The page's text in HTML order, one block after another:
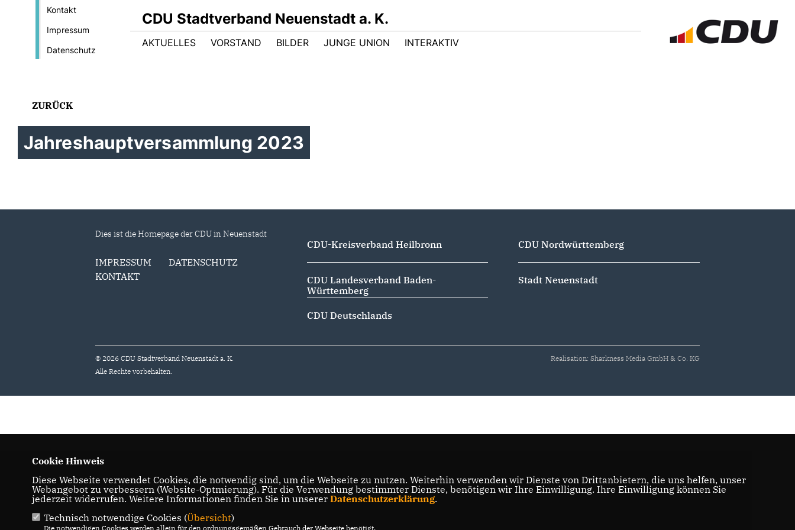
Kontakt
Impressum
Datenschutz
CDU Stadtverband Neuenstadt a. K.
AKTUELLES VORSTAND BILDER JUNGE UNION INTERAKTIV
ZURÜCK
Jahreshauptversammlung 2023
Dies ist die Homepage der CDU in Neuenstadt
IMPRESSUM
DATENSCHUTZ
KONTAKT
CDU-Kreisverband Heilbronn
CDU Landesverband Baden-
Württemberg
CDU Deutschlands
CDU Nordwürttemberg
Stadt Neuenstadt
© 2026 CDU Stadtverband Neuenstadt a. K.
Alle Rechte vorbehalten.
Realisation: Sharkness Media GmbH & Co. KG
Cookie Hinweis
Diese Webseite verwendet Cookies, die notwendig sind, um die Webseite zu nutzen. Weiterhin verwenden wir Dienste von Drittanbietern, die uns helfen, unser
Webangebot zu verbessern (Website-Optmierung). Für die Verwendung bestimmter Dienste, benötigen wir Ihre Einwilligung. Ihre Einwilligung können Sie
jederzeit widerrufen. Weitere Informationen finden Sie in unserer Datenschutzerklärung.
Technisch notwendige Cookies (Übersicht)
Die notwendigen Cookies werden allein für den ordnungsgemäßen Gebrauch der Webseite benötigt.